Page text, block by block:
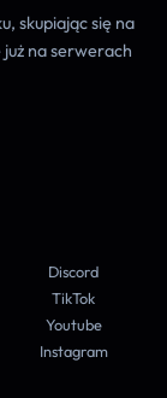
skupiając się na
na serwerach
Discord
TikTok
Youtube
Instagram